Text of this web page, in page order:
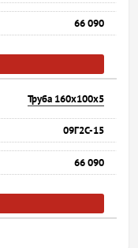
66 090
Труба 160х100х5
09Г2С-15
66 090